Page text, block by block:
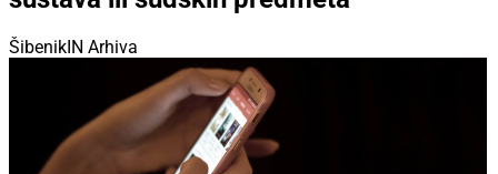
ŠibenikIN Arhiva